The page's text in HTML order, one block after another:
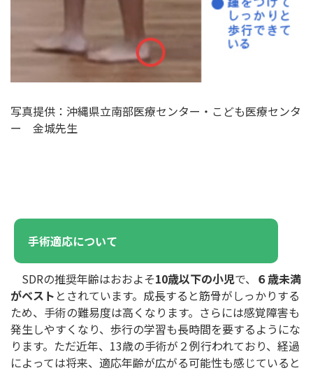
写真提供：沖縄県立南部医療センター・こども医療センタ
ー 金城先生
手術適応について
SDRの推奨年齢はおおよそ10歳以下の小児で、 ６歳未満
がベスト とされています。成長すると筋骨がしっかりする
ため、手術の難易度は高くなります。さらには感覚障害も
発生しやすくなり、歩行の学習も長時間を要するようにな
ります。ただ近年、13歳の手術が２例行われており、経過
によっては将来、適応年齢が広がる可能性も感じていると